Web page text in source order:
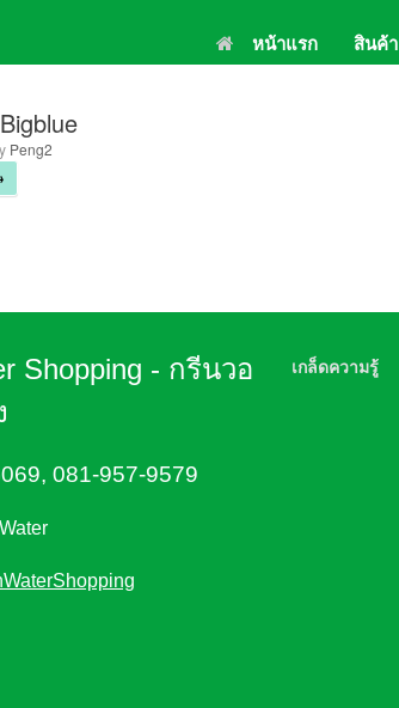
หน้าแรก สินค้า
Peng2
Shopping - กรีนวอ
, 081-957-9579
เกล็ดความรู้